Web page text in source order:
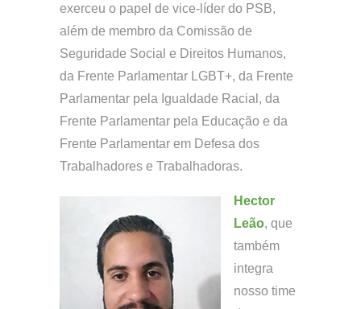
exerceu o papel de vice-líder do PSB,
além de membro da Comissão de
Seguridade Social e Direitos Humanos,
da Frente Parlamentar LGBT+, da Frente
Parlamentar pela Igualdade Racial, da
Frente Parlamentar pela Educação e da
Frente Parlamentar em Defesa dos
Trabalhadores e Trabalhadoras.
Hector
Leão, que
também
integra
nosso time